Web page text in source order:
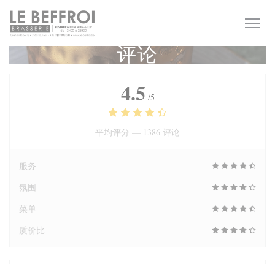
Cookie管理面板
评论
4.5 /5
平均评分 — 1386 评论
服务
氛围
菜单
质价比